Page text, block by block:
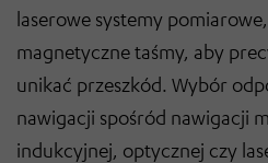
laserowe systemy
magnetyczne taśmy, aby
unikać przeszkód. Wybór
nawigacji spośród nawigacji
indukcyjnej, optycznej czy